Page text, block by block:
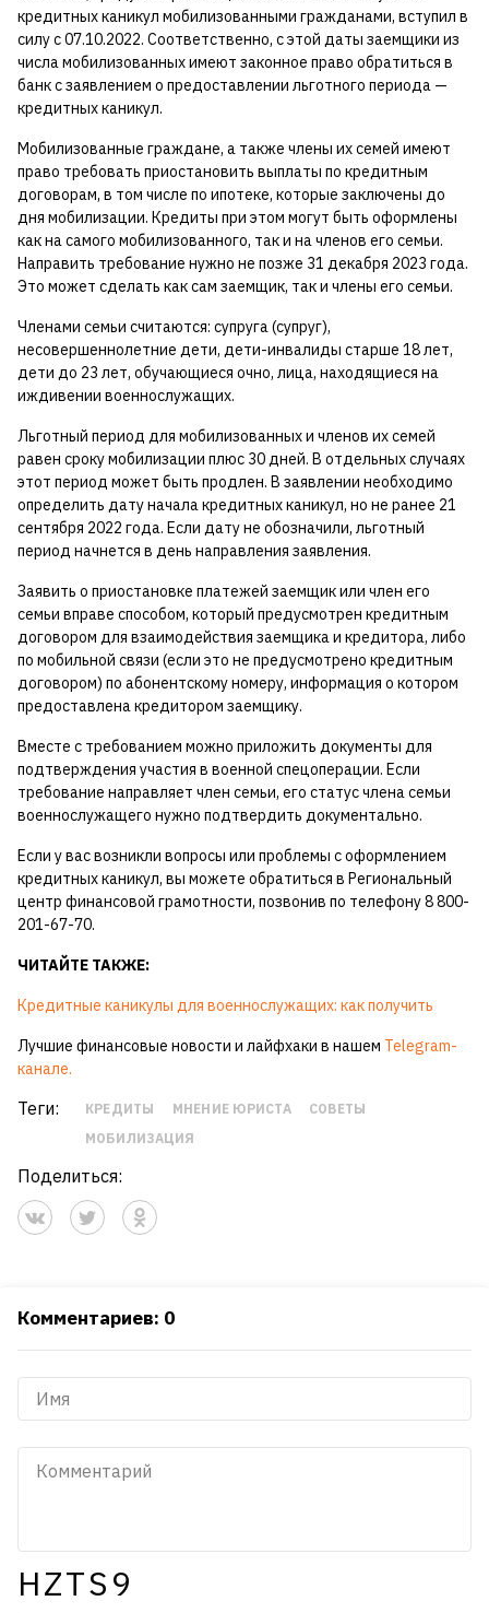
кредитных каникул мобилизованными гражданами, вступил в
силу с 07.10.2022. Соответственно, с этой даты заемщики из
числа мобилизованных имеют законное право обратиться в
банк с заявлением о предоставлении льготного периода —
кредитных каникул.
Мобилизованные граждане, а также члены их семей имеют
право требовать приостановить выплаты по кредитным
договорам, в том числе по ипотеке, которые заключены до
дня мобилизации. Кредиты при этом могут быть оформлены
как на самого мобилизованного, так и на членов его семьи.
Направить требование нужно не позже 31 декабря 2023 года.
Это может сделать как сам заемщик, так и члены его семьи.
Членами семьи считаются: супруга (супруг),
несовершеннолетние дети, дети-инвалиды старше 18 лет,
дети до 23 лет, обучающиеся очно, лица, находящиеся на
иждивении военнослужащих.
Льготный период для мобилизованных и членов их семей
равен сроку мобилизации плюс 30 дней. В отдельных случаях
этот период может быть продлен. В заявлении необходимо
определить дату начала кредитных каникул, но не ранее 21
сентября 2022 года. Если дату не обозначили, льготный
период начнется в день направления заявления.
Заявить о приостановке платежей заемщик или член его
семьи вправе способом, который предусмотрен кредитным
договором для взаимодействия заемщика и кредитора, либо
по мобильной связи (если это не предусмотрено кредитным
договором) по абонентскому номеру, информация о котором
предоставлена кредитором заемщику.
Вместе с требованием можно приложить документы для
подтверждения участия в военной спецоперации. Если
требование направляет член семьи, его статус члена семьи
военнослужащего нужно подтвердить документально.
Если у вас возникли вопросы или проблемы с оформлением
кредитных каникул, вы можете обратиться в Региональный
центр финансовой грамотности, позвонив по телефону 8 800-
201-67-70.
ЧИТАЙТЕ ТАКЖЕ:
Кредитные каникулы для военнослужащих: как получить
Лучшие финансовые новости и лайфхаки в нашем Telegram-
канале.
Теги: КРЕДИТЫ МНЕНИЕ ЮРИСТА
СОВЕТЫ
МОБИЛИЗАЦИЯ
Поделиться:
Комментариев: 0
HZTS9